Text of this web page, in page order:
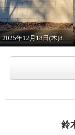
2025年12月18日(木)8:00 ON AIR
鈴